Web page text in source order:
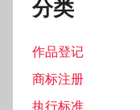
分类
作品登记
商标注册
执行标准